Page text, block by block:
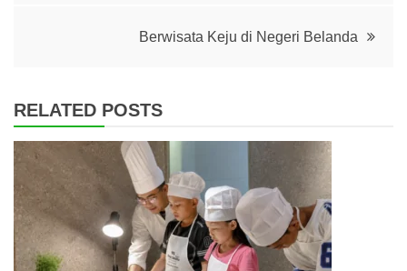
Berwisata Keju di Negeri Belanda
RELATED POSTS